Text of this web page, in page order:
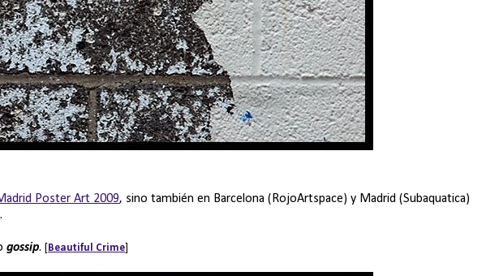
Poster Art 2009, sino también en Barcelona (RojoArtspace) y Madrid (Subaquatica)
.
gossip. Beautiful Crime